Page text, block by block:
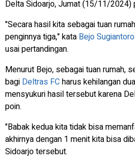
Delta Sidoarjo, Jumat (15/11/2024)
"Secara hasil kita sebagai tuan
penginnya tiga," kata Bejo Sugiantoro
usai pertandingan.
Menurut Bejo, sebagai tuan rumah,
bagi Deltras FCharus kehilangan
mensyukuri hasil tersebut karena
poin.
"Babak kedua kita tidak bisa
akhirnya dengan 1 menit kita bisa
Sidoarjo tersebut.